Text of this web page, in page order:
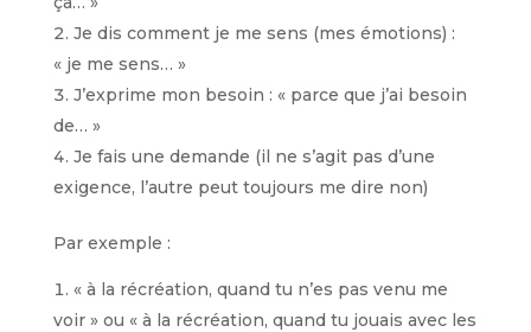
Je dis comment je me sens (mes émotions) :
« je me sens… »
J’exprime mon besoin : « parce que j’ai besoin
de… »
Je fais une demande (il ne s’agit pas d’une
exigence, l’autre peut toujours me dire non)
Par exemple :
« à la récréation, quand tu n’es pas venu me
voir » ou « à la récréation, quand tu jouais avec les